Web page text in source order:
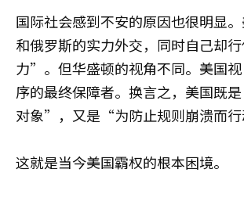
国际社会感到不安的原因也很明显
和俄罗斯的实力外交，同时自己却
力”。但华盛顿的视角不同。美国
序的最终保障者。换言之，美国既
对象”，又是“为防止规则崩溃而行
这就是当今美国霸权的根本困境。